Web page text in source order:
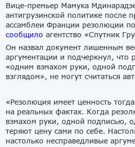
Вице-премьер Мамука
антигрузинской политике после
ассамблеи Франции резолюции
сообщило агентство «Спутник
Он назвал документ лишенным
аргументации и подчеркнул, что
«одним взмахом руки, одной
взглядом», не могут считаться
«Резолюция имеет ценность
на реальных фактах. Когда
взмахом руки, одной подписью,
теряют цену сами по себе.
настолько несправедливые